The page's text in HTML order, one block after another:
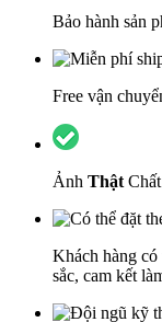
Bảo hành sản
Free vận
Ảnh Thật
Khách hàng có
sắc, cam kết